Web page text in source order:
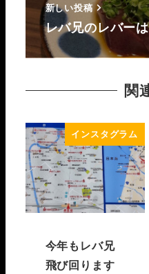
新しい投稿
レバ兄のレバー
関
インスタグラム
今年もレバ兄
飛び回ります️